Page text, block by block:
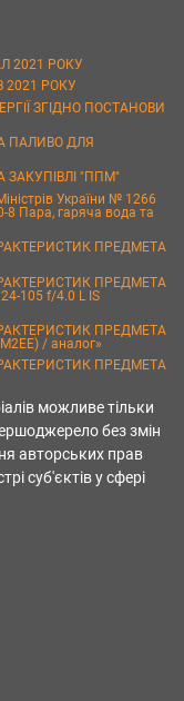
2021 РОКУ
2021 РОКУ
ЗГІДНО ПОСТАНОВИ
ПАЛИВО ДЛЯ
"ППМ"
України № 1266
8 Пара, гаряча вода та
ПРЕДМЕТА
ПРЕДМЕТА
105 f/4.0 L IS
ПРЕДМЕТА
/ аналог»
ПРЕДМЕТА
можливе тільки
без змін
авторських прав
суб'єктів у сфері